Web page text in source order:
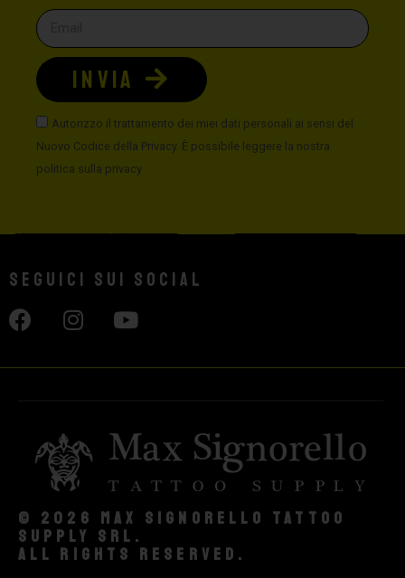
Autorizzo il trattamento dei miei dati personali ai sensi del
Nuovo Codice della Privacy. È possibile leggere la nostra
politica sulla privacy
INVIA
Seguici sui social
© 2026 Max Signorello Tattoo
supply srl.
All rights reserved.